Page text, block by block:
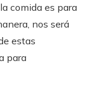
comida es para
nos será
estas
para